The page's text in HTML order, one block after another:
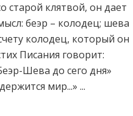
старой клятвой, он дает
беэр – колодец; шева
колодец, который он
Писания говорит:
Шева до сего дня»
мир...» ...